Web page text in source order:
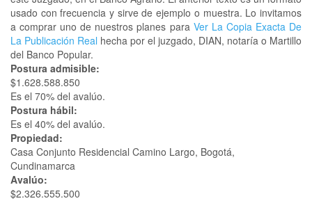
usado con frecuencia y sirve de ejemplo o muestra. Lo invitamos
a comprar uno de nuestros planes para Ver La Copia Exacta De
La Publicación Real hecha por el juzgado, DIAN, notaría o Martillo
del Banco Popular.
Postura admisible:
$1.628.588.850
Es el 70% del avalúo.
Postura hábil:
Es el 40% del avalúo.
Propiedad:
Casa Conjunto Residencial Camino Largo, Bogotá,
Cundinamarca
Avalúo:
$2.326.555.500